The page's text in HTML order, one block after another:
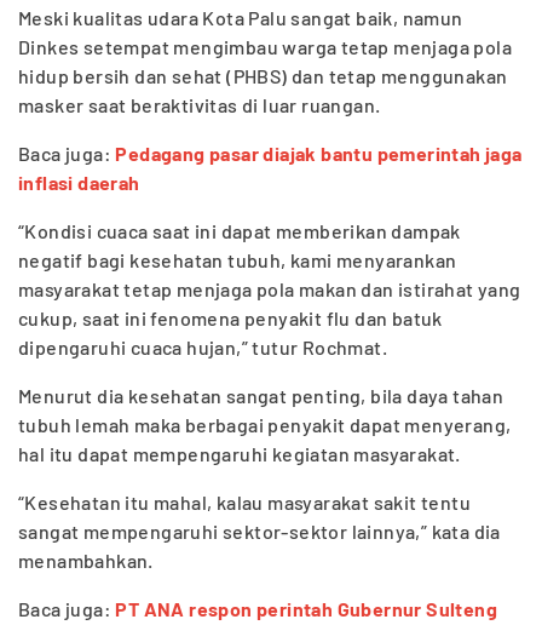
Meski kualitas udara Kota Palu sangat baik, namun
Dinkes setempat mengimbau warga tetap menjaga pola
hidup bersih dan sehat (PHBS) dan tetap menggunakan
masker saat beraktivitas di luar ruangan.
Baca juga: Pedagang pasar diajak bantu pemerintah jaga
inflasi daerah
“Kondisi cuaca saat ini dapat memberikan dampak
negatif bagi kesehatan tubuh, kami menyarankan
masyarakat tetap menjaga pola makan dan istirahat yang
cukup, saat ini fenomena penyakit flu dan batuk
dipengaruhi cuaca hujan,” tutur Rochmat.
Menurut dia kesehatan sangat penting, bila daya tahan
tubuh lemah maka berbagai penyakit dapat menyerang,
hal itu dapat mempengaruhi kegiatan masyarakat.
“Kesehatan itu mahal, kalau masyarakat sakit tentu
sangat mempengaruhi sektor-sektor lainnya,” kata dia
menambahkan.
Baca juga: PT ANA respon perintah Gubernur Sulteng